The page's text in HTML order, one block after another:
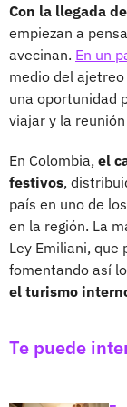
Con la llegada
empiezan a
avecinan. En un
medio del
una oportunidad
viajar y la
En Colombia, el
festivos,
país en uno de
en la región. La
Ley Emiliani, que
fomentando así
el turismo
Te puede